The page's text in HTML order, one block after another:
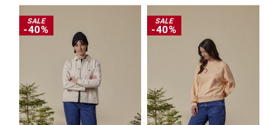
SALE
-40%
SALE
-40%